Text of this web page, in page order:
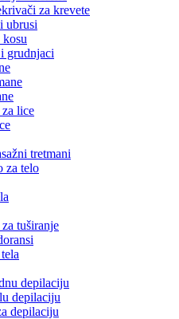
za krevete
ubrusi
kosu
grudnjaci
za lice
tretmani
za telo
tuširanje
depilaciju
depilaciju
depilaciju